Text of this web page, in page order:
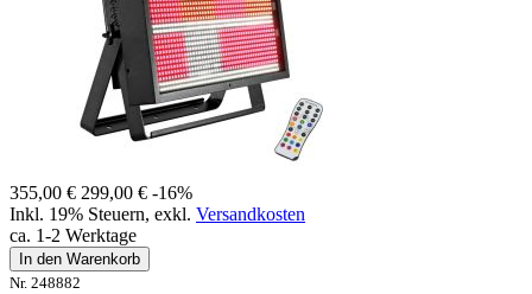
355,00 € 299,00 € -16%
Inkl. 19% Steuern, exkl. Versandkosten
ca. 1-2 Werktage
In den Warenkorb
Nr. 248882